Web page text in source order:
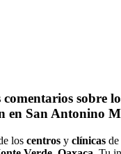
sobre
en San Antonino
los centros y clínicas de